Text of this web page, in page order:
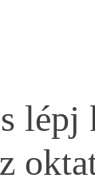
lépj